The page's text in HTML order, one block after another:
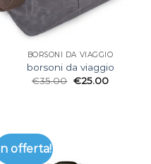
BORSONI DA VIAGGIO
borsoni da viaggio
€35.00 €25.00
In offerta!